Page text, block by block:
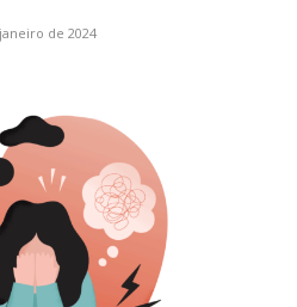
de 2024